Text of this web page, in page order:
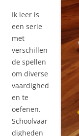
Ik leer is
een serie
met
verschillen
de spellen
om diverse
vaardighed
en te
oefenen.
Schoolvaar
digheden